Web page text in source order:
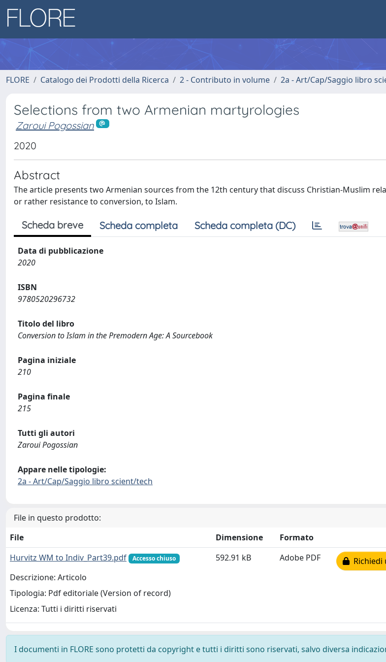
FLORE Catalogo dei Prodotti della Ricerca 2 - Contributo in volume 2a - Art/Cap/Saggio libro
Selections from two Armenian martyrologies
Zaroui Pogossian
2020
Abstract
The article presents two Armenian sources from the 12th century that discuss Christian-Muslim
or rather resistance to conversion, to Islam.
Scheda breve Scheda completa Scheda completa (DC)
Data di pubblicazione
2020
ISBN
9780520296732
Titolo del libro
Conversion to Islam in the Premodern Age: A Sourcebook
Pagina iniziale
210
Pagina finale
215
Tutti gli autori
Zaroui Pogossian
Appare nelle tipologie:
2a - Art/Cap/Saggio libro scient/tech
File in questo prodotto:
File
Dimensione
Formato
Hurvitz WM to Indiv_Part39.pdf
Accesso chiuso
Descrizione: Articolo
Tipologia: Pdf editoriale (Version of record)
Licenza: Tutti i diritti riservati
592.91 kB Adobe PDF
I documenti in FLORE sono protetti da copyright e tutti i diritti sono riservati, salvo diversa